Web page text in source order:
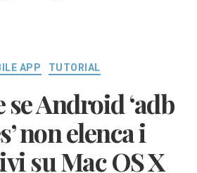
Categorie
APP TUTORIAL
se Android ‘adb
non elenca i
su Mac OS X